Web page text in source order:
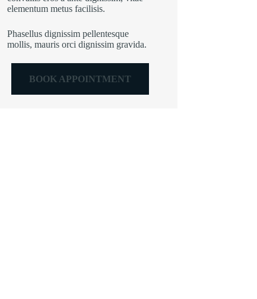
elementum metus facilisis.
Phasellus dignissim pellentesque
mollis, mauris orci dignissim gravida.
BOOK APPOINTMENT